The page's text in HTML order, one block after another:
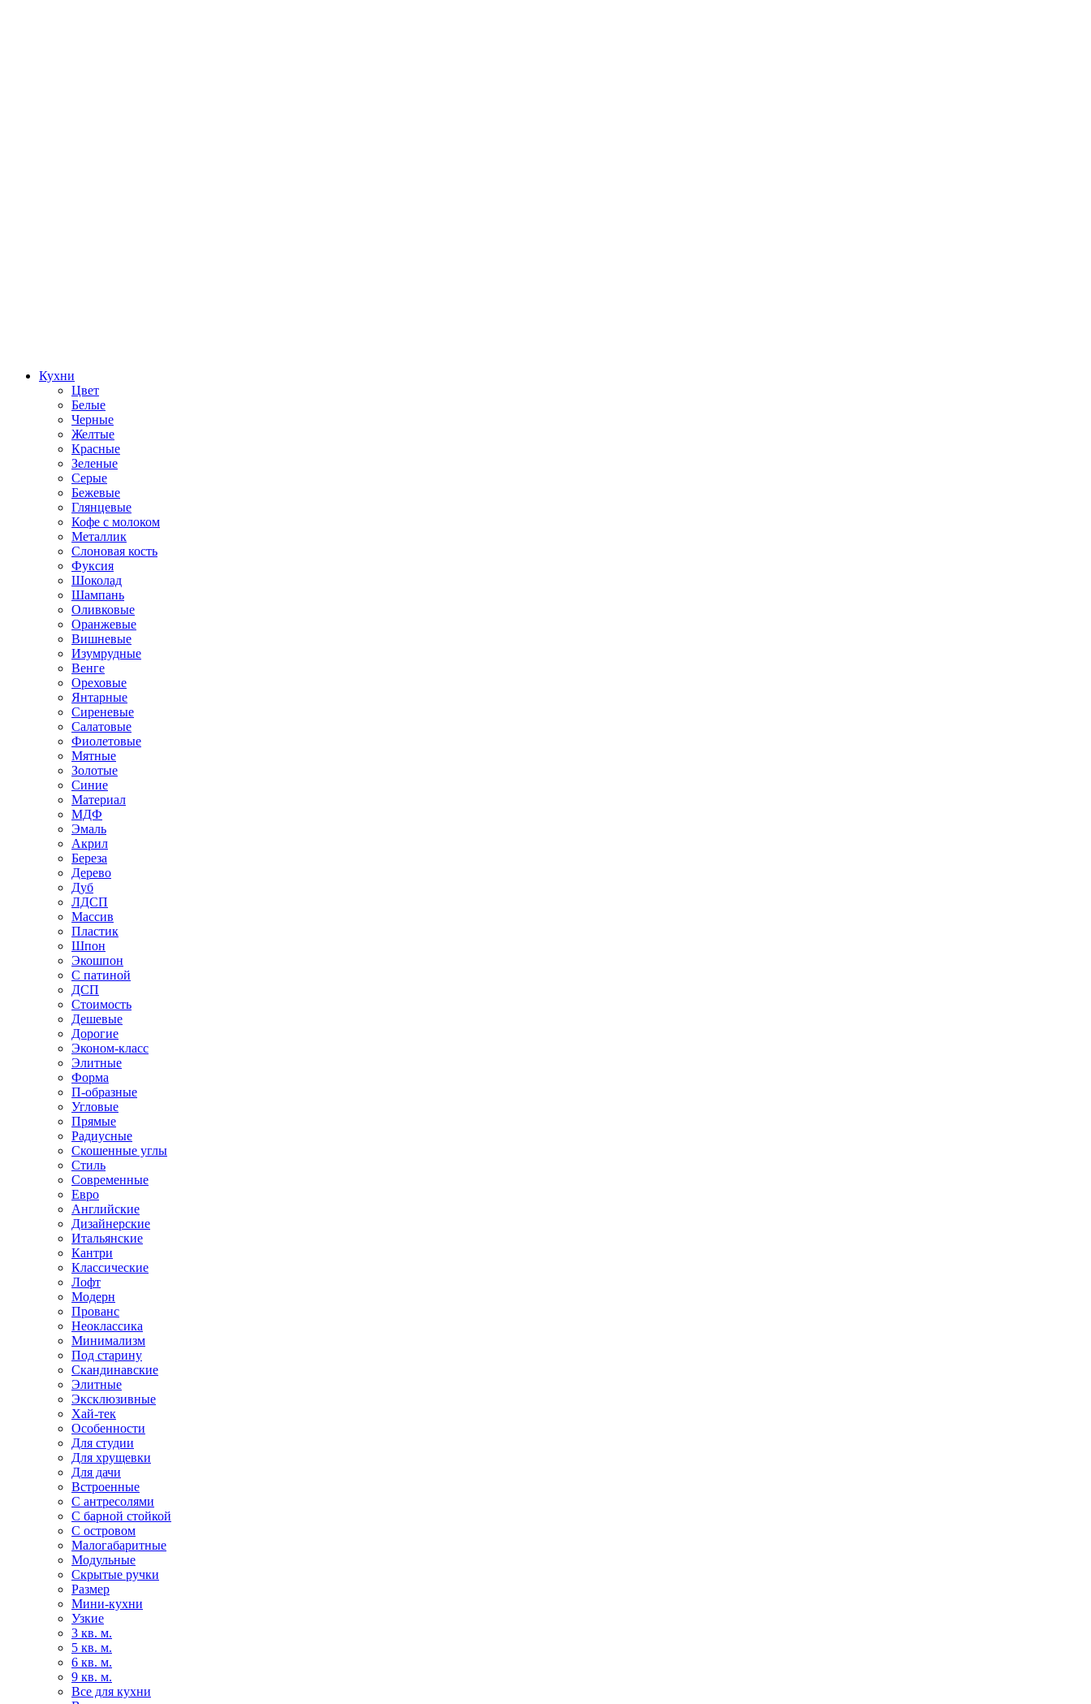
Кухни
Цвет
Белые
Черные
Желтые
Красные
Зеленые
Серые
Бежевые
Глянцевые
Кофе с молоком
Металлик
Слоновая кость
Фуксия
Шоколад
Шампань
Оливковые
Оранжевые
Вишневые
Изумрудные
Венге
Ореховые
Янтарные
Сиреневые
Салатовые
Фиолетовые
Мятные
Золотые
Синие
Материал
МДФ
Эмаль
Акрил
Береза
Дерево
Дуб
ЛДСП
Массив
Пластик
Шпон
Экошпон
С патиной
ДСП
Стоимость
Дешевые
Дорогие
Эконом-класс
Элитные
Форма
П-образные
Угловые
Прямые
Радиусные
Скошенные углы
Стиль
Современные
Евро
Английские
Дизайнерские
Итальянские
Кантри
Классические
Лофт
Модерн
Прованс
Неоклассика
Минимализм
Под старину
Скандинавские
Элитные
Эксклюзивные
Хай-тек
Особенности
Для студии
Для хрущевки
Для дачи
Встроенные
С антресолями
С барной стойкой
С островом
Малогабаритные
Модульные
Скрытые ручки
Размер
Мини-кухни
Узкие
3 кв. м.
5 кв. м.
6 кв. м.
9 кв. м.
Все для кухни